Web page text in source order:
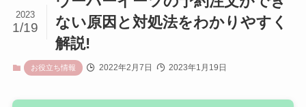
ない原因と対処法をわかりやすく
解説!
2023
1/19
お役立ち情報 2022年2月7日 2023年1月19日